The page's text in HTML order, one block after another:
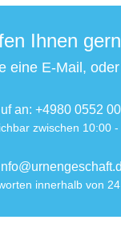
Ihnen
eine E-Mail,
an: +4980 0552
zwischen 10:00
innerhalb von